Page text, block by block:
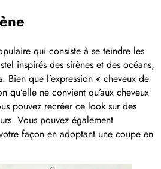
qui consiste à se teindre les
inspirés des sirènes et des océans,
Bien que l’expression « cheveux de
qu’elle ne convient qu’aux cheveux
pouvez recréer ce look sur des
Vous pouvez également
façon en adoptant une coupe en